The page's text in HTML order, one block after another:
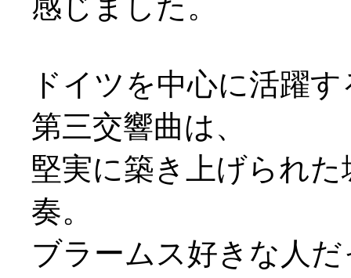
ドイツを中心に活躍
第三交響曲は、
堅実に築き上げられ
奏。
ブラームス好きな人